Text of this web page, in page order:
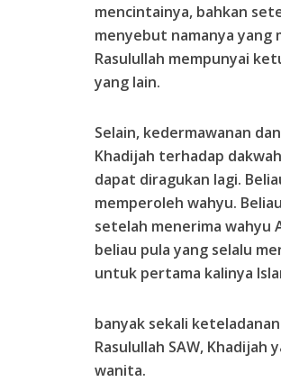
mencintainya, bahkan
menyebut namanya yang
Rasulullah mempunyai
yang lain.
Selain, kedermawanan
Khadijah terhadap
dapat diragukan lagi.
memperoleh wahyu.
setelah menerima wahyu
beliau pula yang selalu
untuk pertama kalinya
banyak sekali
Rasulullah SAW,
wanita.